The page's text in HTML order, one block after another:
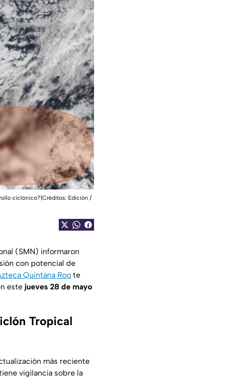
ciclónico?|Créditos: Edición /
(SMN) informaron
con potencial de
Quintana Roo te
este jueves 28 de mayo
Tropical
más reciente
vigilancia sobre la